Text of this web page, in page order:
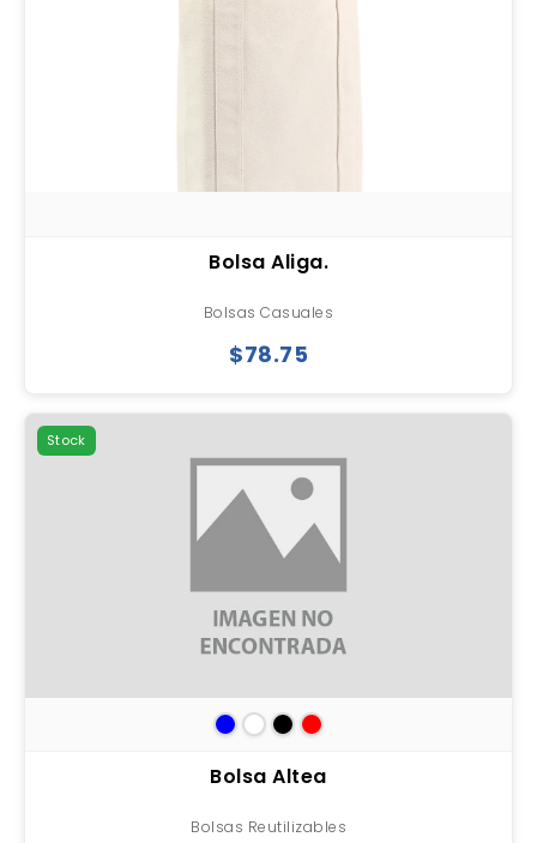
Bolsa Aliga.
Bolsas Casuales
$78.75
Stock
Bolsa Altea
Bolsas Reutilizables